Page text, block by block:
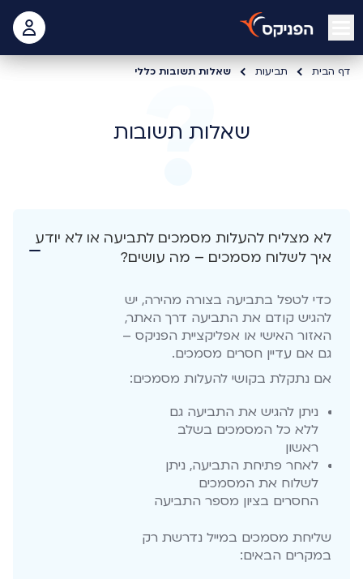
open mobile menu
דף הבית תביעות שאלות תשובות כללי
שאלות תשובות
לא מצליח להעלות מסמכים לתביעה או לא יודע
איך לשלוח מסמכים – מה עושים?
כדי לטפל בתביעה בצורה מהירה, יש
להגיש קודם את התביעה דרך האתר,
האזור האישי או אפליקציית הפניקס –
גם אם עדיין חסרים מסמכים.
אם נתקלת בקושי להעלות מסמכים:
ניתן להגיש את התביעה גם
ללא כל המסמכים בשלב
ראשון
לאחר פתיחת התביעה, ניתן
לשלוח את המסמכים
החסרים בציון מספר התביעה
שליחת מסמכים במייל נדרשת רק
במקרים הבאים: